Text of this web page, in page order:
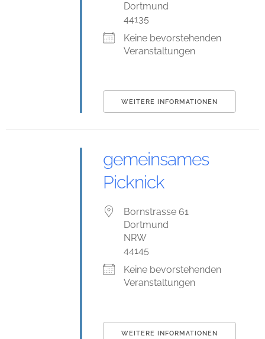
Dortmund
44135
Keine bevorstehenden
Veranstaltungen
WEITERE INFORMATIONEN
gemeinsames
Picknick
Bornstrasse 61
Dortmund
NRW
44145
Keine bevorstehenden
Veranstaltungen
WEITERE INFORMATIONEN